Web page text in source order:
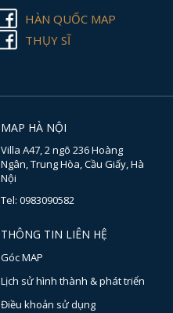
HÀN QUỐC MAP
THỤY SĨ
MAP HÀ NỘI
Villa A47, 2 ngõ 236 Hoàng
Ngân, Trung Hòa, Cầu Giấy, Hà
Nội
Tel: 0983090582
THÔNG TIN LIÊN HỆ
Góc MAP
Lịch sử hình thành & phát triển
Điều khoản sử dụng